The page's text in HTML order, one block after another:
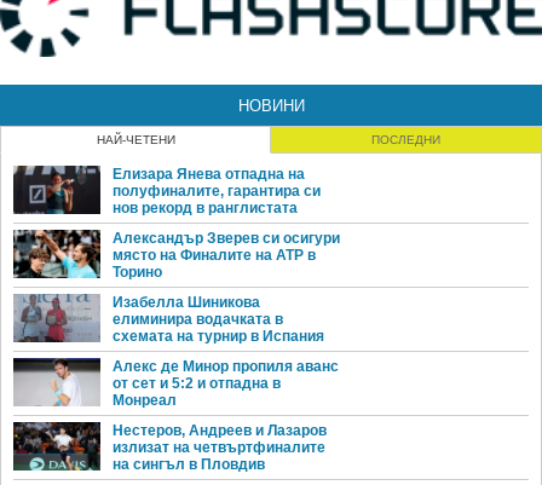
НОВИНИ
НАЙ-ЧЕТЕНИ ПОСЛЕДНИ
Елизара Янева отпадна на
полуфиналите, гарантира си
нов рекорд в ранглистата
Александър Зверев си осигури
място на Финалите на ATP в
Торино
Изабелла Шиникова
елиминира водачката в
схемата на турнир в Испания
Алекс де Минор пропиля аванс
от сет и 5:2 и отпадна в
Монреал
Нестеров, Андреев и Лазаров
излизат на четвъртфиналите
на сингъл в Пловдив